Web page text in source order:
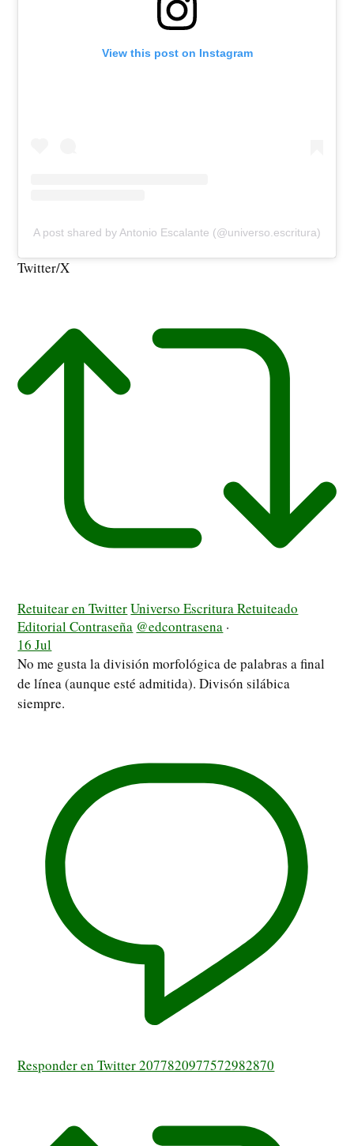
View this post on Instagram
A post shared by Antonio Escalante (@universo.escritura)
Twitter/X
Retuitear en TwitterUniverso Escritura Retuiteado
Editorial Contraseña @edcontrasena ·
16 Jul
No me gusta la división morfológica de palabras a final
de línea (aunque esté admitida). Divisón silábica
siempre.
Responder en Twitter 2077820977572982870